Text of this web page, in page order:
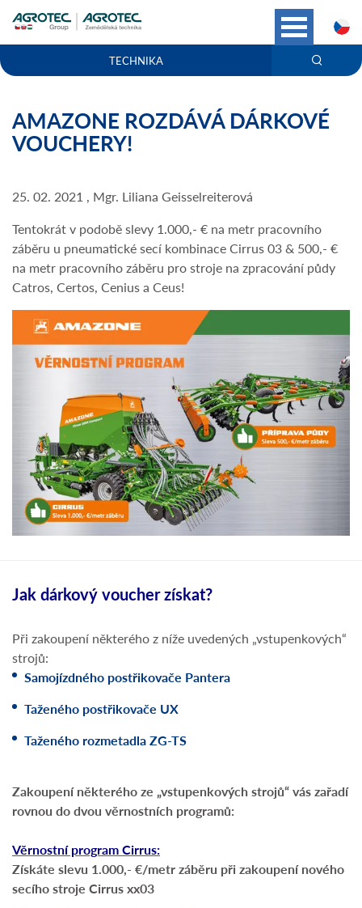
TECHNIKA
AMAZONE ROZDÁVÁ DÁRKOVÉ
VOUCHERY!
25. 02. 2021 , Mgr. Liliana Geisselreiterová
Tentokrát v podobě slevy 1.000,- € na metr pracovního
záběru u pneumatické secí kombinace Cirrus 03 & 500,- €
na metr pracovního záběru pro stroje na zpracování půdy
Catros, Certos, Cenius a Ceus!
Jak dárkový voucher získat?
Při zakoupení některého z níže uvedených „vstupenkových“
strojů:
Samojízdného postřikovače Pantera
Taženého postřikovače UX
Taženého rozmetadla ZG-TS
Zakoupení některého ze „vstupenkových strojů“ vás zařadí
rovnou do dvou věrnostních programů:
Věrnostní program Cirrus:
Získáte slevu 1.000,- €/metr záběru při zakoupení nového
secího stroje Cirrus xx03